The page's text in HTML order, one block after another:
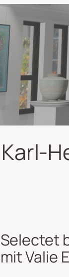
Karl-
Selectet
mit Valie